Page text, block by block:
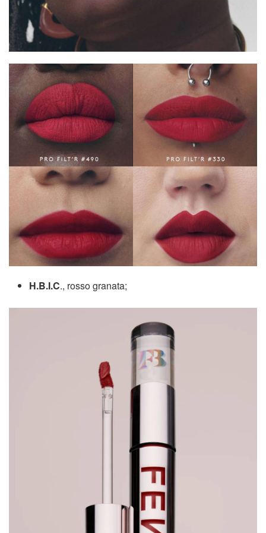
H.B.I.C., rosso granata;